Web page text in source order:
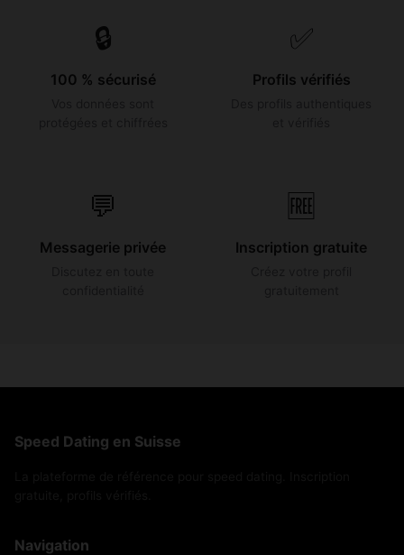
🔒
100 % sécurisé
✅
Profils vérifiés
💬
Messagerie privée
🆓
Inscription gratuite
Speed Dating en Suisse
Navigation